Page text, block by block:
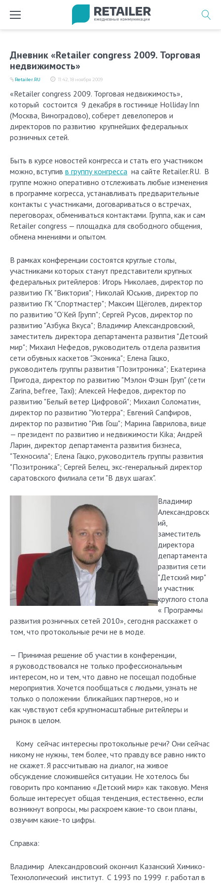
Дневник «Retailer congress 2009. Торговая
недвижимость»
11:42, 18 ноября 2009
Retailer.RU
«Retailer congress 2009. Торговая недвижимость»,
который состоится 9 декабря в гостинице Holliday Inn
(Москва, Виноградово), соберет девелоперов и
директоров по развитию крупнейших федеральных
розничных сетей.
Быть в курсе новостей конгресса и стать его участником
можно, вступив в группу конгресса на сайте Retailer.RU. В
группе можно оперативно отслеживать любые изменения
в программе когресса, устанавливать предварительные
контакты с участниками, договариваться о встречах,
переговорах, обмениваться контактами. Группа, как и сам
Retailer congress — площадка для свободного общения,
обмена мнениями и опытом.
В рамках конференции состоятся круглые столы,
участниками которых станут представители крупных
федеральных ритейлеров: Игорь Николаев, директор по
развитию ГК "Виктория"; Николай Юськив, директор по
развитию ГК "Спортмастер"; Максим Щёголев, директор
по развитию "О’Кей Групп"; Сергей Русов, директор по
развитию "Азбука Вкуса"; Владимир Александровский,
заместитель директора департамента развития "Детский
мир"; Михаил Нефедов, руководитель отдела развития
сети обувных каскетов "Эконика"; Елена Гацко,
руководитель группы развития "Позитроника"; Екатерина
Пригода, директор по развитию "Мэлон Фэшн Груп" (сети
Zarina, befree, Taxi); Алексей Нефедов, директор по
развитию "Белый ветер Цифровой"; Михаил Соломатин,
директор по развитию "Уютерра"; Евгений Сапфиров,
директор по развитию "Рив Гош"; Марина Гаврилова, вице
— президент по развитию и недвижимости Kika; Андрей
Ларин, директор департамента развития бизнеса,
"Техносила"; Елена Гацко, руководитель группы развития
"Позитроника"; Сергей Белец, экс-генеральный директор
саратовского филиала сети "В двух шагах".
Владимир
Александровск
ий,
заместитель
директора
департамента
развития сети
"Детский мир"
и участник
круглого стола
« Программы
развития розничных сетей 2010», сегодня расскажет о
том, что протокольные речи не в моде.
— Принимая решение об участии в конференции,
я руководствовался не только профессиональным
интересом, но и тем, что давно не посещал подобные
мероприятия. Хочется пообщаться с людьми, узнать не
только о положении ближайших партнеров, но и
как чувствуют себя крупномасштабные ритейлеры и
рынок в целом.
Кому сейчас интересны протокольные речи? Они сейчас
никому не нужны, тем более, что правду все равно никто
не скажет. Я рассчитываю на диалог, на живое
обсуждение сложившейся ситуации. Не хотелось бы
говорить про компанию «Детский мир» как таковую. Меня
больше интересует общая тенденция, естественно, если
возникнут вопросы, мы раскроем какие-то свои планы,
озвучим какие-то цифры.
Справка:
Владимир Александровский окончил Казанский Химико-
Технологический институт. С 1993 по 1999 г. работал в